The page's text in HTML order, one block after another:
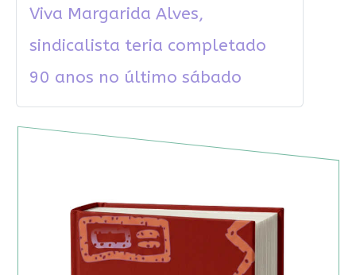
Viva Margarida Alves,
sindicalista teria completado
90 anos no último sábado